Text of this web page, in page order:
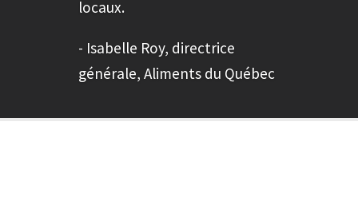
locaux.
- Isabelle Roy, directrice
générale, Aliments du Québec